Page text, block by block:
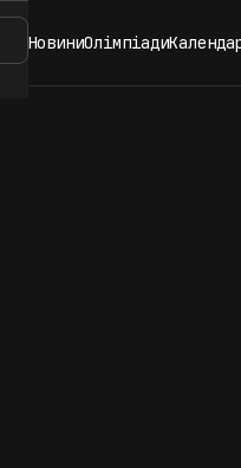
НовиниОлімпіади